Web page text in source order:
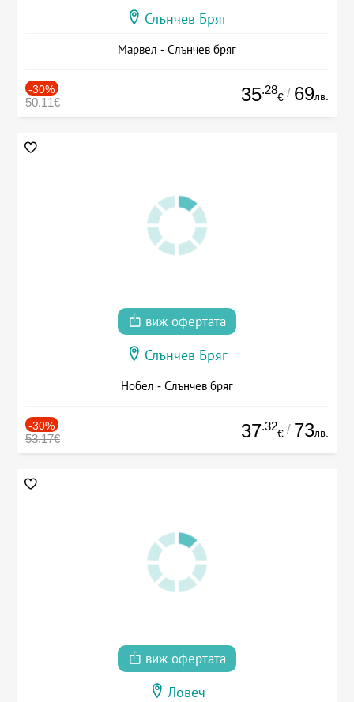
Слънчев Бряг
Марвел - Слънчев бряг
-30%
50.11€ 35.28
€ / 69лв.
виж офертата
Слънчев Бряг
Нобел - Слънчев бряг
-30%
53.17€ 37.32
€ / 73лв.
виж офертата
Ловеч